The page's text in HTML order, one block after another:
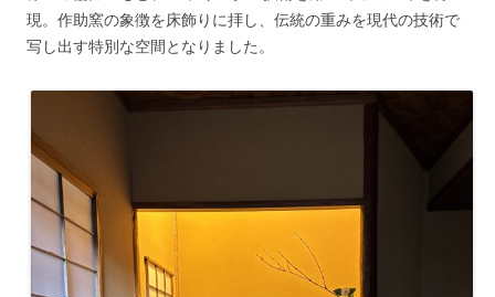
現。作助窯の象徴を床飾りに拝し、伝統の重みを現代の技術で
写し出す特別な空間となりました。